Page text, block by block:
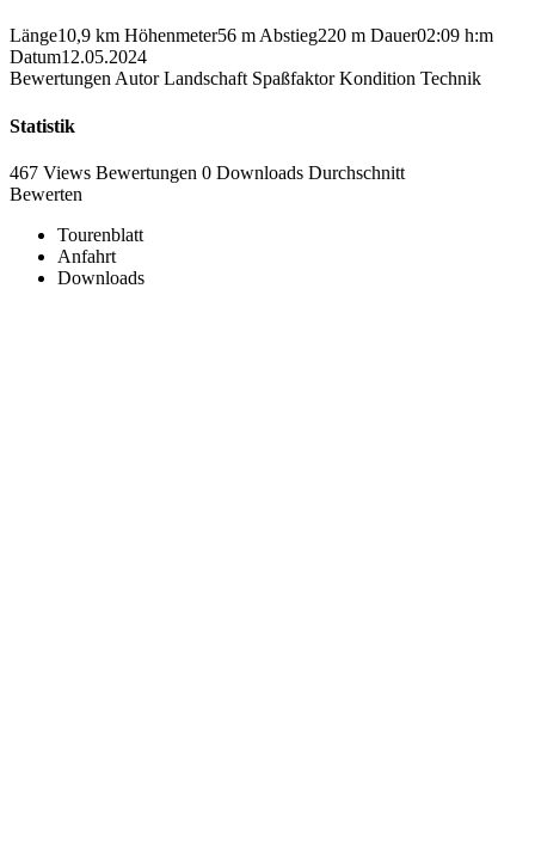
Länge10,9 km Höhenmeter56 m Abstieg220 m Dauer02:09 h:m
Datum12.05.2024
Bewertungen Autor Landschaft Spaßfaktor Kondition Technik
Statistik
467 Views Bewertungen 0 Downloads Durchschnitt
Bewerten
Tourenblatt
Anfahrt
Downloads